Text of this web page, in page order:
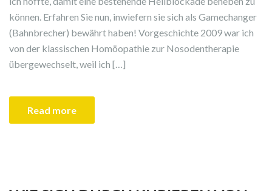
können. Erfahren Sie nun, inwiefern sie sich als Gamechanger
(Bahnbrecher) bewährt haben! Vorgeschichte 2009 war ich
von der klassischen Homöopathie zur Nosodentherapie
übergewechselt, weil ich […]
Read more